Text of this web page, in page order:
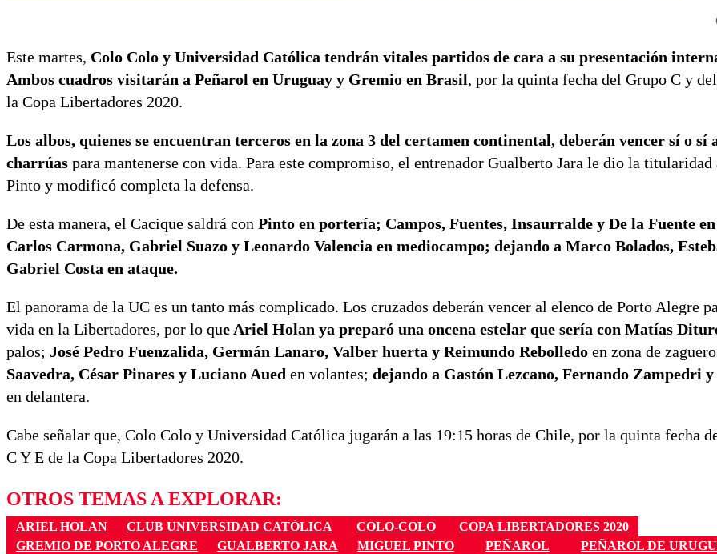
Este martes, Colo Colo y Universidad Católica tendrán vitales partidos de cara a su presentación
Ambos cuadros visitarán a Peñarol en Uruguay y Gremio en Brasil, por la quinta fecha del Grupo C y
la Copa Libertadores 2020.
Los albos, quienes se encuentran terceros en la zona 3 del certamen continental, deberán vencer sí o sí
charrúas para mantenerse con vida. Para este compromiso, el entrenador Gualberto Jara le dio la
Pinto y modificó completa la defensa.
De esta manera, el Cacique saldrá con Pinto en portería; Campos, Fuentes, Insaurralde y De la Fuente en
Carlos Carmona, Gabriel Suazo y Leonardo Valencia en mediocampo; dejando a Marco Bolados,
Gabriel Costa en ataque.
El panorama de la UC es un tanto más complicado. Los cruzados deberán vencer al elenco de Porto Alegre
vida en la Libertadores, por lo que Ariel Holan ya preparó una oncena estelar que sería con Matías
palos; José Pedro Fuenzalida, Germán Lanaro, Valber huerta y Reimundo Rebolledo en zona de
Saavedra, César Pinares y Luciano Aued en volantes; dejando a Gastón Lezcano, Fernando Zampedri y
en delantera.
Cabe señalar que, Colo Colo y Universidad Católica jugarán a las 19:15 horas de Chile, por la quinta fecha
C Y E de la Copa Libertadores 2020.
OTROS TEMAS A EXPLORAR:
ARIEL HOLAN CLUB UNIVERSIDAD CATÓLICA COLO-COLO
COPA LIBERTADORES 2020
GREMIO DE PORTO ALEGRE
GUALBERTO JARA MIGUEL PINTO PEÑAROL PEÑAROL DE